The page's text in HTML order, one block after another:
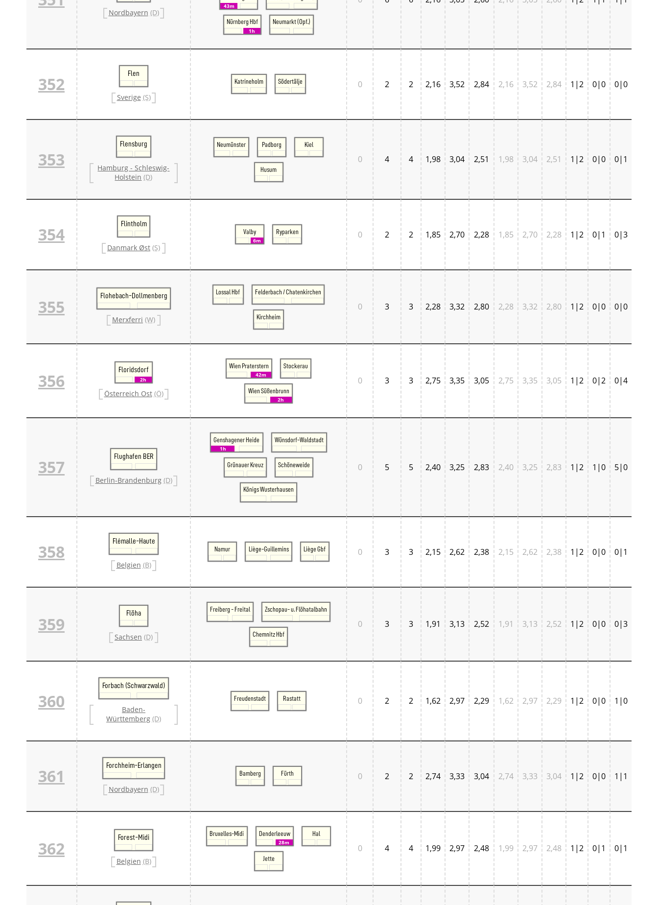
Normandie
Pays de la Loire
Île-de-France
Großbritannien
Großbritannien London
Großbritannien South East
Großbritannien South West
Italien
Lombardia
Triveneto
Ostschweiz
Westschweiz
Zentralschweiz
Zürich und Umgebung
Tschechien West
Weitere Regionen
Alternative Stellwerke
BundesbahnZeiten
Polen
Österreich Mitte
Österreich Ost
Nordbayern (D)
43m
Nürnberg Hbf
1h
Neumarkt (Opf.)
352
Flen
Sverige (S)
Katrineholm Södertälje 0 2 2 2,16 3,52 2,84 2,16 3,52 2,84 1|2 0|0 0|0
353
Flensburg
Hamburg - Schleswig-
Holstein (D)
Neumünster Padborg Kiel
Husum
0 4 4 1,98 3,04 2,51 1,98 3,04 2,51 1|2 0|0 0|1
354
Flintholm
Danmark Øst (S)
Valby
6m
Ryparken 0 2 2 1,85 2,70 2,28 1,85 2,70 2,28 1|2 0|1 0|3
355
Flohebach-Dollmenberg
Merxferri (W)
Lossal Hbf Felderbach / Chatenkirchen
Kirchheim
0 3 3 2,28 3,32 2,80 2,28 3,32 2,80 1|2 0|0 0|0
356
Floridsdorf
2h
Österreich Ost (Ö)
Wien Praterstern
42m
Stockerau
Wien Süßenbrunn
2h
0 3 3 2,75 3,35 3,05 2,75 3,35 3,05 1|2 0|2 0|4
357
Flughafen BER
Berlin-Brandenburg (D)
Genshagener Heide
1h
Wünsdorf-Waldstadt
Grünauer Kreuz Schöneweide
Königs Wusterhausen
0 5 5 2,40 3,25 2,83 2,40 3,25 2,83 1|2 1|0 5|0
358
Flémalle-Haute
Belgien (B)
Namur Liège-Guillemins Liège Gbf 0 3 3 2,15 2,62 2,38 2,15 2,62 2,38 1|2 0|0 0|1
359
Flöha
Sachsen (D)
Freiberg - Freital Zschopau- u. Flöhatalbahn
Chemnitz Hbf
0 3 3 1,91 3,13 2,52 1,91 3,13 2,52 1|2 0|0 0|3
360
Forbach (Schwarzwald)
Baden-
Württemberg (D)
Freudenstadt Rastatt 0 2 2 1,62 2,97 2,29 1,62 2,97 2,29 1|2 0|0 1|0
361
Forchheim-Erlangen
Nordbayern (D)
Bamberg Fürth 0 2 2 2,74 3,33 3,04 2,74 3,33 3,04 1|2 0|0 1|1
362
Forest-Midi
Belgien (B)
Bruxelles-Midi
Denderleeuw
28m
Hal
Jette
0 4 4 1,99 2,97 2,48 1,99 2,97 2,48 1|2 0|1 0|1